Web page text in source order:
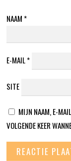
NAAM *
E-MAIL*
SITE
MIJN NAAM, E-
VOLGENDE KEER